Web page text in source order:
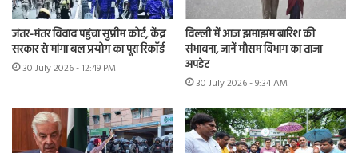
जंतर-मंतर विवाद पहुंचा सुप्रीम कोर्ट, केंद्र
सरकार से मांगा बल प्रयोग का पूरा रिकॉर्ड
30 July 2026 - 12:49 PM
दिल्ली में आज झमाझम बारिश की
संभावना, जानें मौसम विभाग का ताजा
अपडेट
30 July 2026 - 9:34 AM